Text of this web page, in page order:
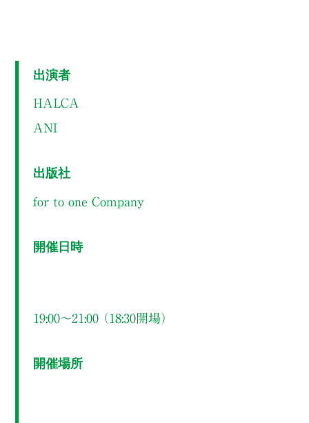
出演者
ＨＡＬＣＡ
ＡＮＩ
出版社
for to one Company
開催日時
19:00～21:00 （18:30開場）
開催場所